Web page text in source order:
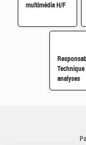
multimédia H/F
Technique
analyses